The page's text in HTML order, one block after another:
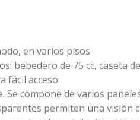
en varios pisos
bebedero de 75 cc, caseta
fácil acceso
Se compone de varios
permiten una visión